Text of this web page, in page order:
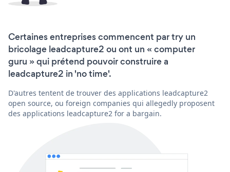
Certaines entreprises commencent par try un
bricolage leadcapture2 ou ont un « computer
guru » qui prétend pouvoir construire a
leadcapture2 in 'no time'.
D'autres tentent de trouver des applications leadcapture2
open source, ou foreign companies qui allegedly proposent
des applications leadcapture2 for a bargain.